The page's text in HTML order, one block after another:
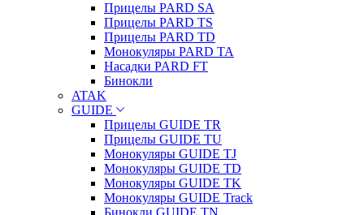
Прицелы PARD SA
Прицелы PARD TS
Прицелы PARD TD
Монокуляры PARD TA
Насадки PARD FT
Бинокли
ATAK
GUIDE
Прицелы GUIDE TR
Прицелы GUIDE TU
Монокуляры GUIDE TJ
Монокуляры GUIDE TD
Монокуляры GUIDE TK
Монокуляры GUIDE Track